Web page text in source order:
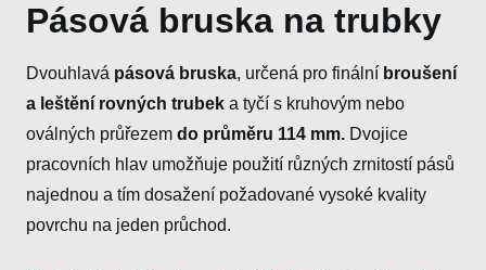
Pásová bruska na trubky
Dvouhlavá pásová bruska, určená pro finální broušení
a leštění rovných trubek a tyčí s kruhovým nebo
oválných průřezem do průměru 114 mm. Dvojice
pracovních hlav umožňuje použití různých zrnitostí pásů
najednou a tím dosažení požadované vysoké kvality
povrchu na jeden průchod.